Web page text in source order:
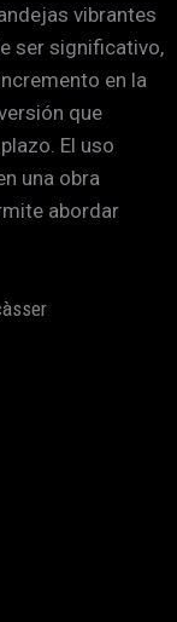
vibrantes
ser significativo,
en la
que
El uso
una obra
abordar